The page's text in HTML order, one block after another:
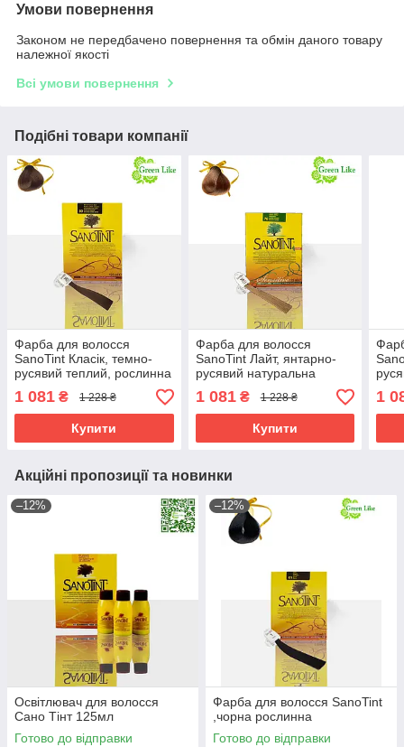
Умови повернення
Законом не передбачено повернення та обмін даного товару
належної якості
Всі умови повернення
Подібні товари компанії
Фарба для волосся
SanoTint Класік, темно-
русявий теплий, рослинна
1 081 ₴ 1 228 ₴
Купити
Фарба для волосся
SanoTint Лайт, янтарно-
русявий натуральна
рослинна
1 081₴ 1 228 ₴
Купити
1
Акційні пропозиції та новинки
–12%
Освітлювач для волосся
Сано Тінт 125мл
Готово до відправки
–12%
Фарба для волосся SanoTint
,чорна рослинна
Готово до відправки